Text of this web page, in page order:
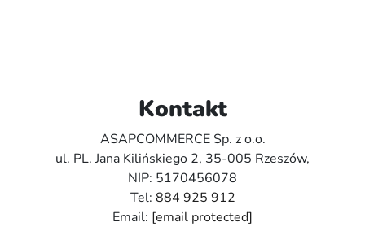
Kontakt
ASAPCOMMERCE Sp. z o.o.
ul. PL. Jana Kilińskiego 2, 35-005 Rzeszów,
NIP: 5170456078
Tel: 884 925 912
Email: [email protected]